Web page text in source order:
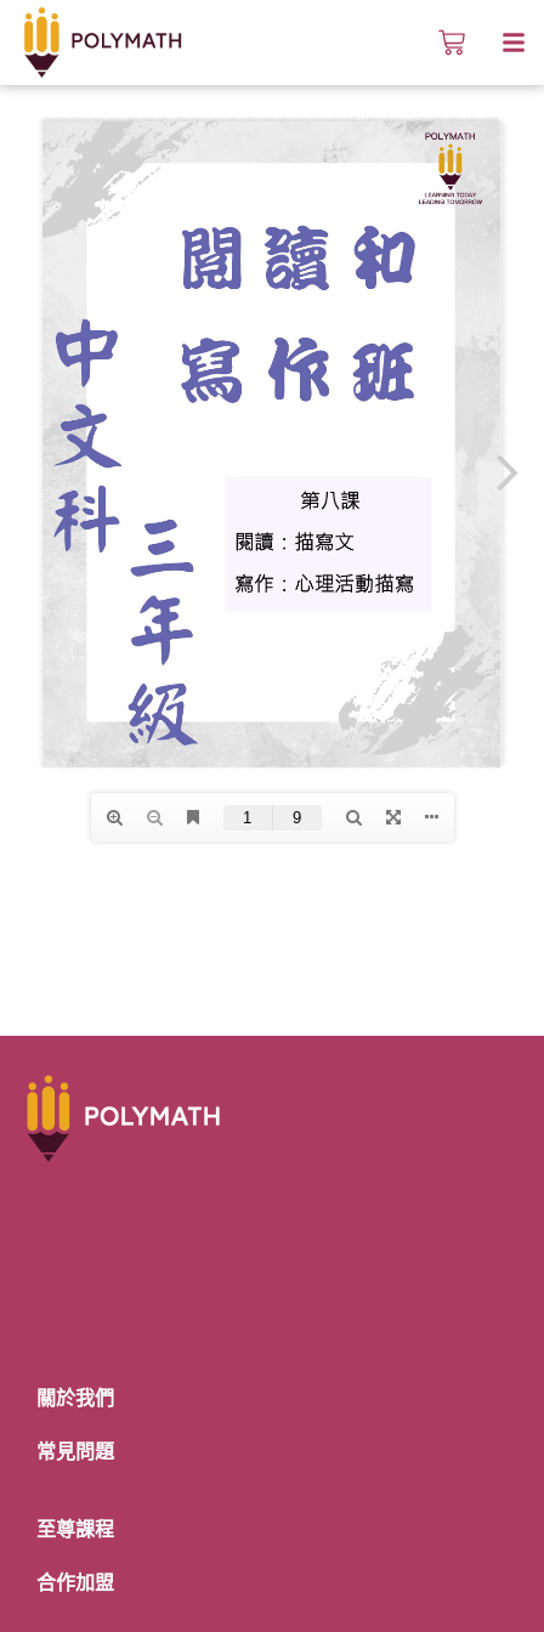
關於我們
常見問題
至尊課程
合作加盟